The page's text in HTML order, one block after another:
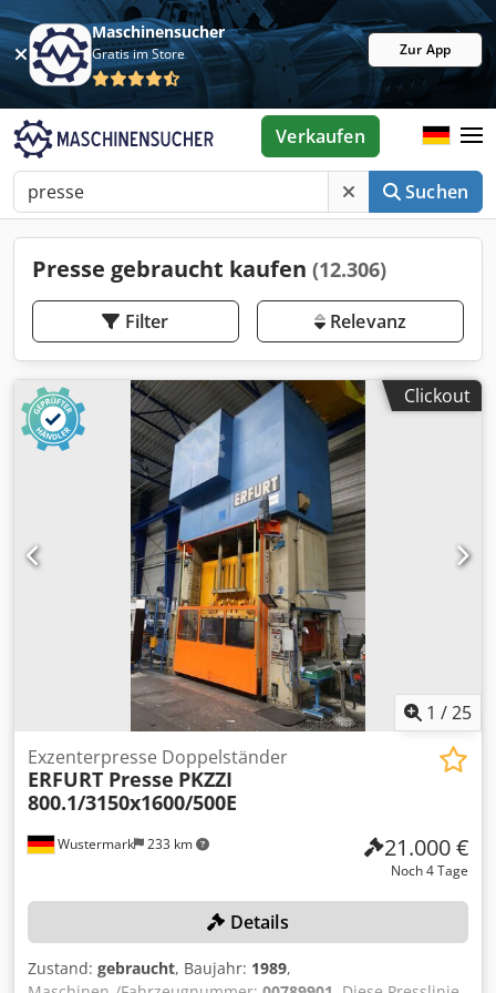
Maschinensucher
Gratis im Store Zur App
Suchen
Verkaufen
Presse gebraucht kaufen (12.306)
Filter Relevanz
Clickout
1 /25
Wustermark 233 km
Exzenterpresse Doppelständer
ERFURT Presse PKZZI
800.1/3150x1600/500E
21.000 €
Noch 4 Tage
Details
Zustand: gebraucht, Baujahr: 1989,